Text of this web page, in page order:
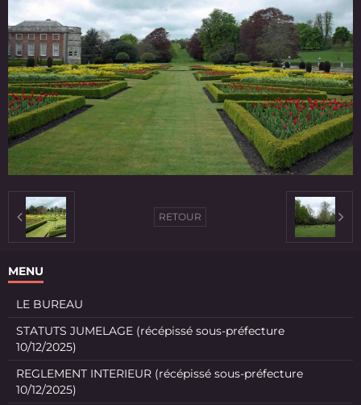
RETOUR
MENU
LE BUREAU
STATUTS JUMELAGE (récépissé sous-préfecture
10/12/2025)
REGLEMENT INTERIEUR (récépissé sous-préfecture
10/12/2025)